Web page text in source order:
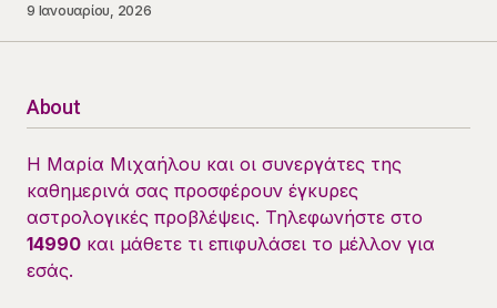
9 Ιανουαρίου, 2026
About
Η Μαρία Μιχαήλου και οι συνεργάτες της
καθημερινά σας προσφέρουν έγκυρες
αστρολογικές προβλέψεις. Τηλεφωνήστε στο
14990 και μάθετε τι επιφυλάσει το μέλλον για
εσάς.